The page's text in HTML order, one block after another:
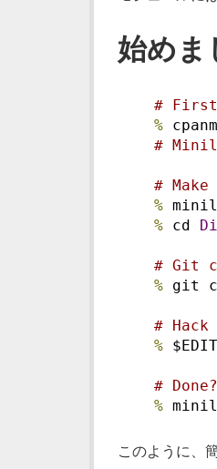
始めま
#
%
#
#
% minil
% cd
# Git
% git
# Hack
%
#
% minil
このように、